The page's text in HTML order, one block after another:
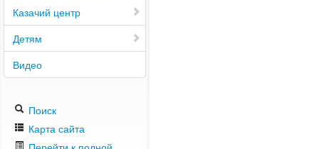
Казачий центр
Детям
Видео
Поиск
Карта сайта